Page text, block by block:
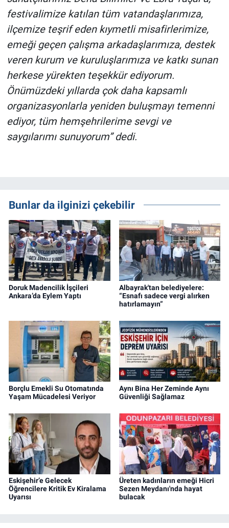
festivalimize katılan tüm vatandaşlarımıza,
ilçemize teşrif eden kıymetli misafirlerimize,
emeği geçen çalışma arkadaşlarımıza, destek
veren kurum ve kuruluşlarımıza ve katkı sunan
herkese yürekten teşekkür ediyorum.
Önümüzdeki yıllarda çok daha kapsamlı
organizasyonlarla yeniden buluşmayı temenni
ediyor, tüm hemşehrilerime sevgi ve
saygılarımı sunuyorum” dedi.
Bunlar da ilginizi çekebilir
Doruk Madencilik İşçileri
Ankara’da Eylem Yaptı
Albayrak'tan belediyelere:
“Esnafı sadece vergi alırken
hatırlamayın”
Borçlu Emekli Su Otomatında
Yaşam Mücadelesi Veriyor
Aynı Bina Her Zeminde Aynı
Güvenliği Sağlamaz
Eskişehir’e Gelecek
Öğrencilere Kritik Ev Kiralama
Uyarısı
Üreten kadınların emeği Hicri
Sezen Meydanı'nda hayat
bulacak